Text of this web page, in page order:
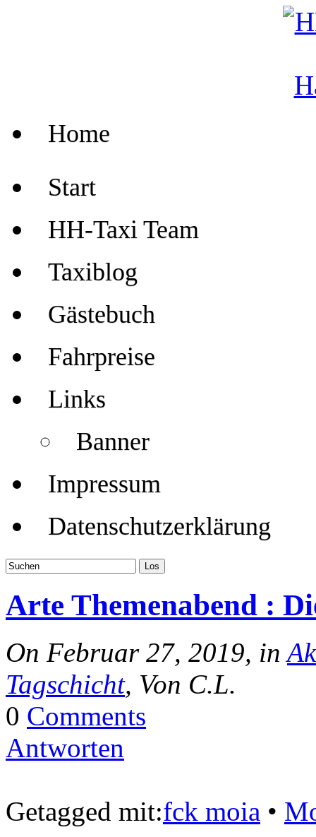
Home
Start
HH-Taxi Team
Taxiblog
Gästebuch
Fahrpreise
Links
Banner
Impressum
Datenschutzerklärung
Arte Themenabend :
On Februar 27, 2019, in
Tagschicht, Von C.L.
0 Comments
Antworten
Getagged mit:fck moia •